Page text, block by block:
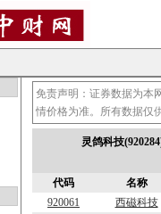
免责声明：证券数据为本
情价格为准。所有数据仅
灵鸽科技
代码
名称
920061
西磁科技